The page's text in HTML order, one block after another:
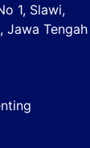
1, Slawi,
Jawa Tengah